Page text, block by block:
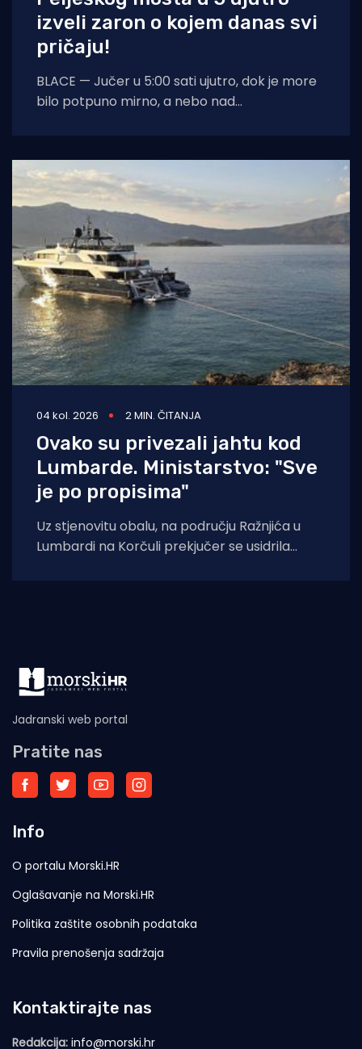
izveli zaron o kojem danas svi
pričaju!
BLACE — Jučer u 5:00 sati ujutro, dok je more
bilo potpuno mirno, a nebo nad
04 kol. 2026 2 MIN. ČITANJA
Ovako su privezali jahtu kod
Lumbarde. Ministarstvo: "Sve
je po propisima"
Uz stjenovitu obalu, na području Ražnjića u
Lumbardi na Korčuli prekjučer se usidrila
Jadranski web portal
Pratite nas
Info
O portalu Morski.HR
Oglašavanje na Morski.HR
Politika zaštite osobnih podataka
Pravila prenošenja sadržaja
Kontaktirajte nas
Redakcija: info@morski.hr